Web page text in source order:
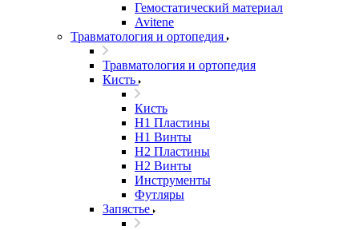
Гемостатический материал
Avitene
Травматология и ортопедия
Травматология и ортопедия
Кисть
Кисть
H1 Пластины
H1 Винты
H2 Пластины
H2 Винты
Инструменты
Футляры
Запястье